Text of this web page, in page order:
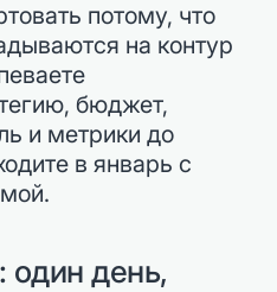
потому, что
на контур
бюджет,
и метрики до
в январь с
один день,